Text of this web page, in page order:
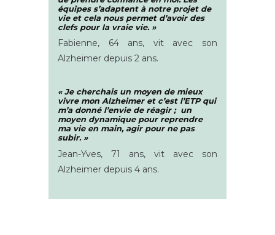
équipes s’adaptent à notre projet de
vie et cela nous permet d’avoir des
clefs pour la vraie vie. »
Fabienne, 64 ans, vit avec son
Alzheimer depuis 2 ans.
« Je cherchais un moyen de mieux
vivre mon Alzheimer et c’est l’ETP qui
m’a donné l’envie de réagir ; un
moyen dynamique pour reprendre
ma vie en main, agir pour ne pas
subir. »
Jean-Yves, 71 ans, vit avec son
Alzheimer depuis 4 ans.